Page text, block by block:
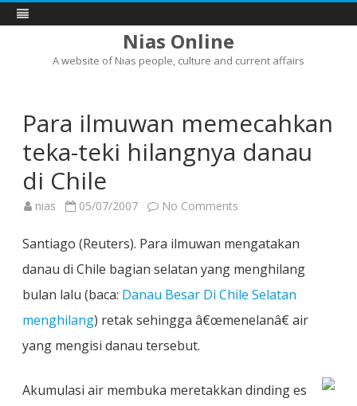
Nias Online
A website of Nias people, culture and current affairs
Para ilmuwan memecahkan
teka-teki hilangnya danau
di Chile
nias 05/07/2007 No Comments
memecahkan
teka-
hilangnya
di
Santiago (Reuters). Para ilmuwan mengatakan
danau di Chile bagian selatan yang menghilang
bulan lalu (baca: Danau Besar Di Chile Selatan
menghilang) retak sehingga â€œmenelanâ€ air
yang mengisi danau tersebut.
Akumulasi air membuka meretakkan dinding es